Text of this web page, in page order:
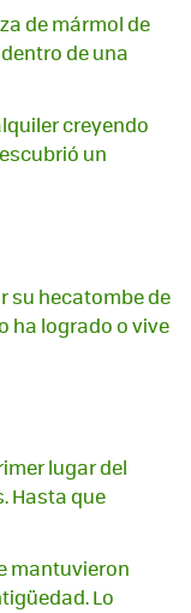
de mármol de
de una
creyendo
un
su hecatombe de
ha logrado o vive
lugar del
Hasta que
mantuvieron
Lo